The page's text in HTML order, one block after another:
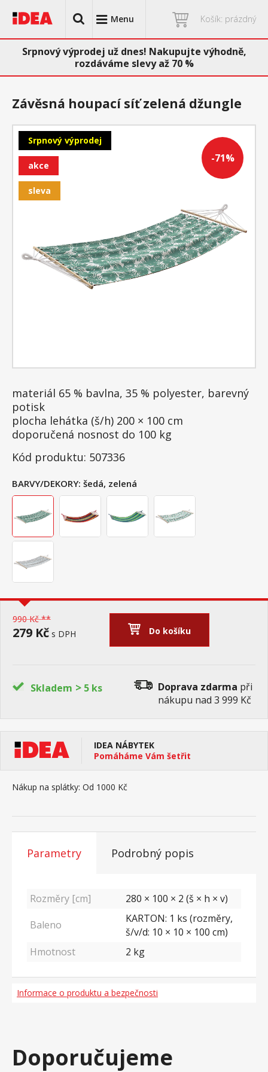
Menu Košík: prázdný
Srpnový výprodej už dnes! Nakupujte výhodně,
rozdáváme slevy až 70 %
-71%
Srpnový výprodej
akce
sleva
Závěsná houpací síť zelená džungle
materiál 65 % bavlna, 35 % polyester, barevný
potisk
plocha lehátka (š/h) 200 × 100 cm
doporučená nosnost do 100 kg
Kód produktu: 507336
BARVY/DEKORY: šedá, zelená
990 Kč **
279 Kč s DPH Do košíku
Skladem > 5 ks Doprava zdarma při
nákupu nad 3 999 Kč
IDEA NÁBYTEK
Pomáháme Vám šetřit
Nákup na splátky: Od 1000 Kč
Parametry Podrobný popis
Rozměry [cm]
280 × 100 × 2 (š × h × v)
Baleno
KARTON: 1 ks (rozměry,
š/v/d: 10 × 10 × 100 cm)
Hmotnost
2 kg
Informace o produktu a bezpečnosti
Doporučujeme